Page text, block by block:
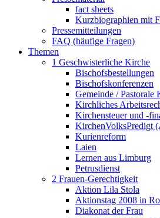
fact sheets
Kurzbiographien mit
Pressemitteilungen
FAQ (häufige Fragen)
Themen
1 Geschwisterliche Kirche
Bischofsbestellungen
Bischofskonferenzen
Gemeinde / Pastorale
Kirchliches
Kirchensteuer und -
KirchenVolksPredigt
Kurienreform
Laien
Lernen aus Limburg
Petrusdienst
2 Frauen-Gerechtigkeit
Aktion Lila Stola
Aktionstag 2008 in
Diakonat der Frau